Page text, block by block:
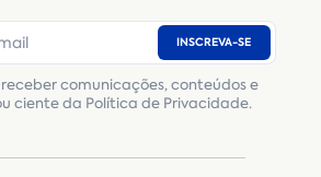
INSCREVA-SE
comunicações, conteúdos e
ciente da Política de Privacidade.
*
Estadual(Produtor Rural)